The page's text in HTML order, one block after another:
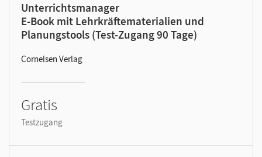
Unterrichtsmanager
E-Book mit Lehrkräftematerialien und
Planungstools (Test-Zugang 90 Tage)
Cornelsen Verlag
Gratis
Testzugang